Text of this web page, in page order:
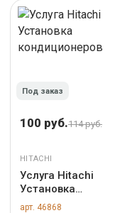
Под заказ
100 руб.114 руб.
HITACHI
Услуга Hitachi
Установка
кондиционеров
арт. 46868